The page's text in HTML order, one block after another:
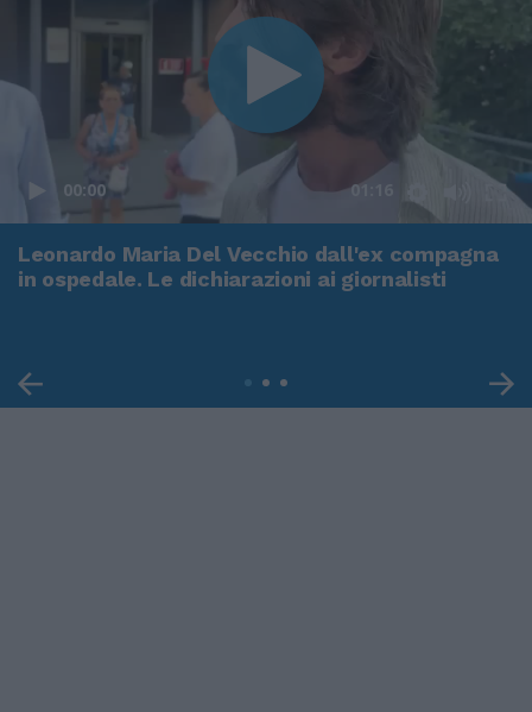
00:00 01:16
Leonardo Maria Del Vecchio dall'ex compagna
in ospedale. Le dichiarazioni ai giornalisti